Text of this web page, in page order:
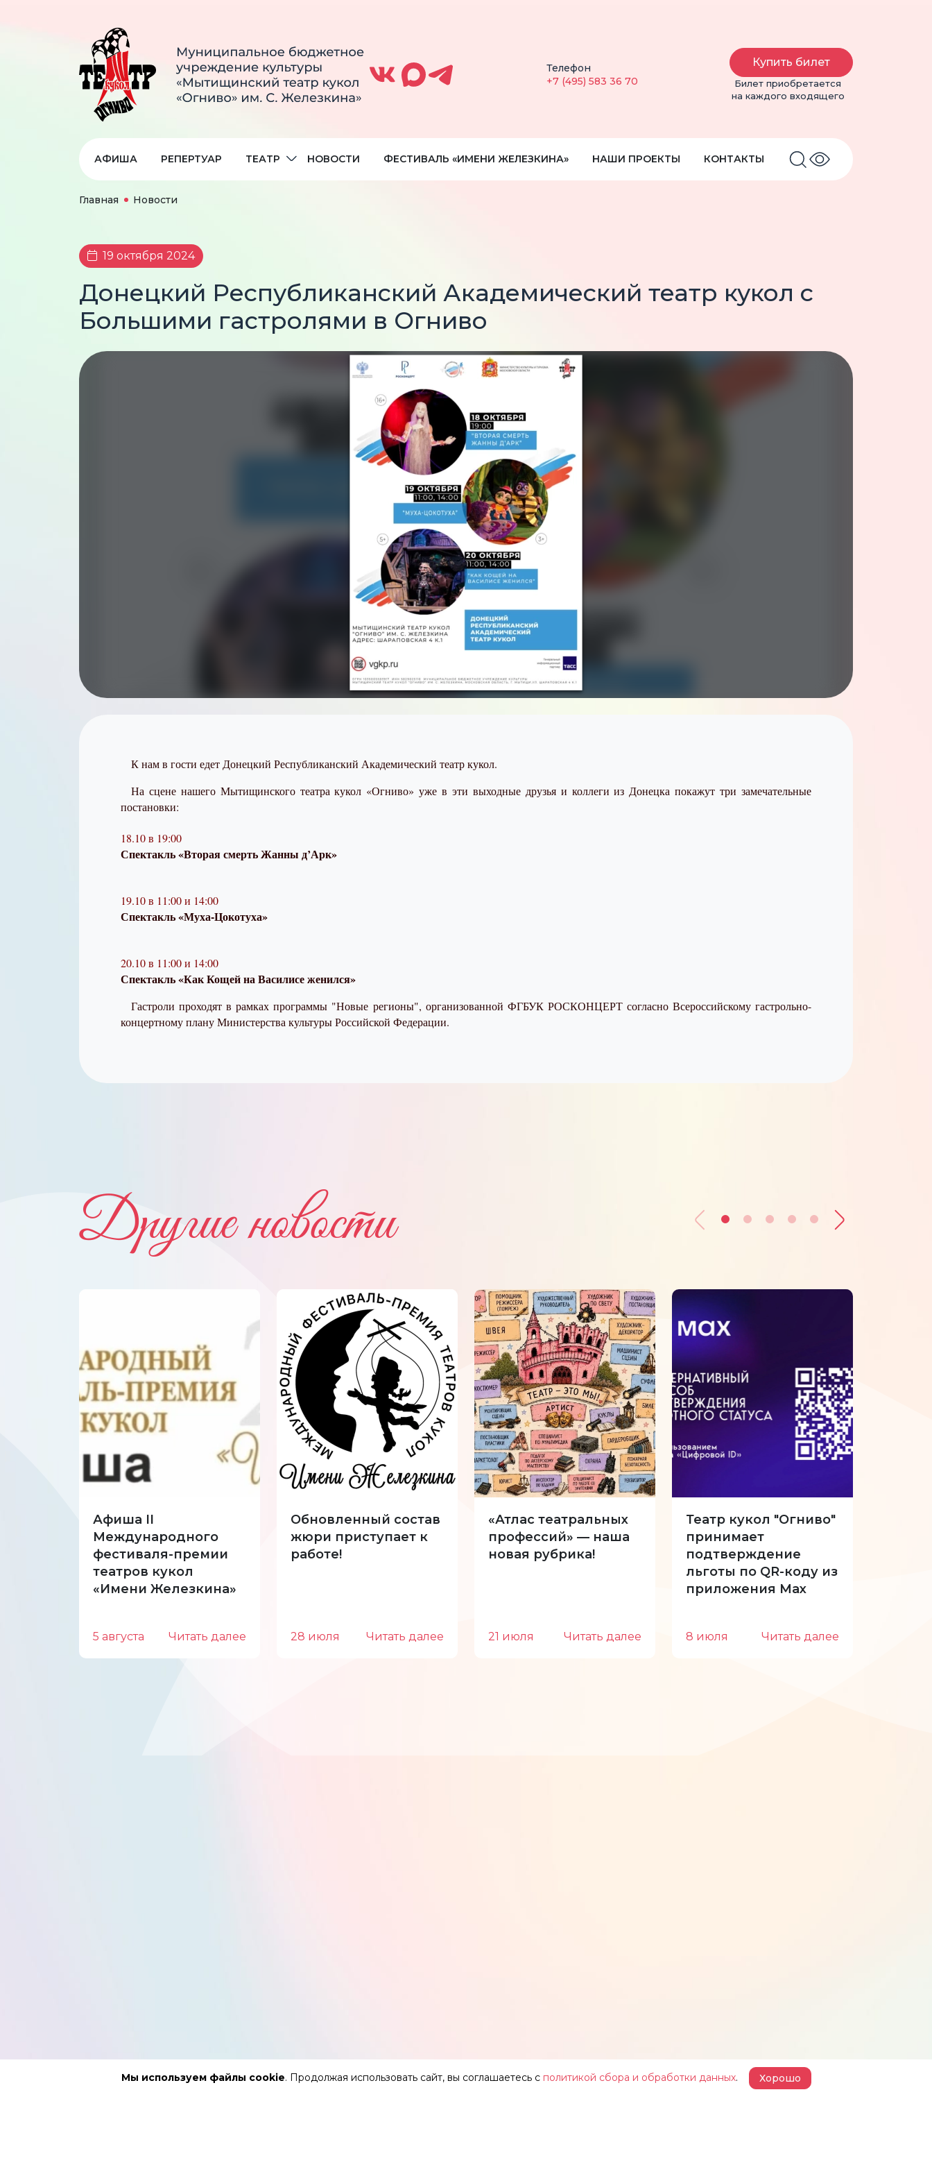
Телефон
+7 (495) 583 36 70
Билет приобретается
на каждого входящего
Купить билет
АФИША РЕПЕРТУАР ТЕАТР НОВОСТИ ФЕСТИВАЛЬ «ИМЕНИ ЖЕЛЕЗКИНА» НАШИ ПРОЕКТЫ КОНТАКТЫ
Главная Новости
19 октября 2024
Донецкий Республиканский Академический театр кукол с
Большими гастролями в Огниво
К нам в гости едет Донецкий Республиканский Академический театр кукол.
На сцене нашего Мытищинского театра кукол «Огниво» уже в эти выходные друзья и коллеги из Донецка покажут три замечательные
постановки:
18.10 в 19:00
Спектакль «Вторая смерть Жанны д’Арк»
19.10 в 11:00 и 14:00
Спектакль «Муха-Цокотуха»
20.10 в 11:00 и 14:00
Спектакль «Как Кощей на Василисе женился»
Гастроли проходят в рамках программы "Новые регионы", организованной ФГБУК РОСКОНЦЕРТ согласно Всероссийскому гастрольно-
концертному плану Министерства культуры Российской Федерации.
Другие новости
Афиша II
Международного
фестиваля-премии
театров кукол
«Имени Железкина»
5 августа Читать далее
Обновленный состав
жюри приступает к
работе!
28 июля Читать далее
«Атлас театральных
профессий» — наша
новая рубрика!
21 июля Читать далее
Театр кукол "Огниво"
принимает
подтверждение
льготы по QR-коду из
приложения Max
8 июля Читать далее
Мы используем файлы cookie. Продолжая использовать сайт, вы соглашаетесь с политикой сбора и обработки данных. Хорошо